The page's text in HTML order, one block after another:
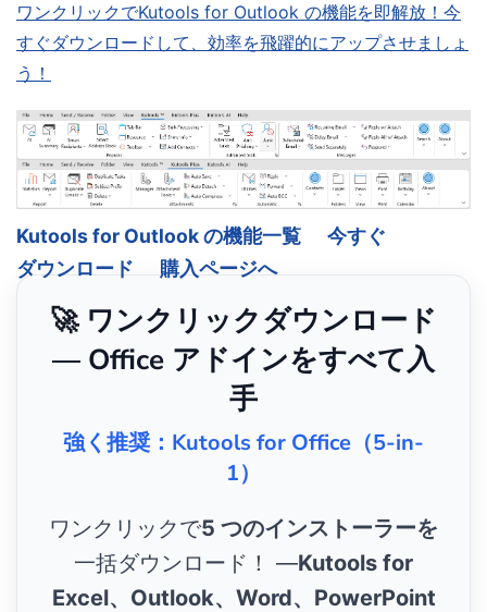
ワンクリックでKutools for Outlook の機能を即解放！今
すぐダウンロードして、効率を飛躍的にアップさせましょ
う！
Kutools for Outlook の機能一覧
今すぐ
ダウンロード
購入ページへ
🚀 ワンクリックダウンロード
— Office アドインをすべて入
手
強く推奨：Kutools for Office（5-in-
1）
ワンクリックで5 つのインストーラーを
一括ダウンロード！ ―Kutools for
Excel、Outlook、Word、PowerPoint